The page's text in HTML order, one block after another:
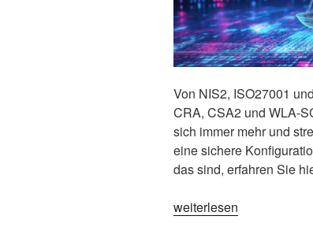
Von NIS2, ISO27001
CRA, CSA2 und WLA-
sich immer mehr und
eine sichere
das sind, erfahren Sie
„Neue
weiterlesen